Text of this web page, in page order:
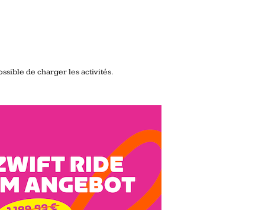
de charger les activités.